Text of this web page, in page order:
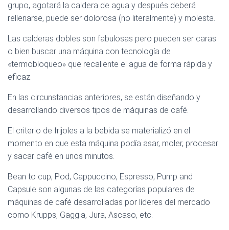
grupo, agotará la caldera de agua y después deberá
rellenarse, puede ser dolorosa (no literalmente) y molesta.
Las calderas dobles son fabulosas pero pueden ser caras
o bien buscar una máquina con tecnología de
«termobloqueo» que recaliente el agua de forma rápida y
eficaz.
En las circunstancias anteriores, se están diseñando y
desarrollando diversos tipos de máquinas de café.
El criterio de frijoles a la bebida se materializó en el
momento en que esta máquina podía asar, moler, procesar
y sacar café en unos minutos.
Bean to cup, Pod, Cappuccino, Espresso, Pump and
Capsule son algunas de las categorías populares de
máquinas de café desarrolladas por líderes del mercado
como Krupps, Gaggia, Jura, Ascaso, etc.